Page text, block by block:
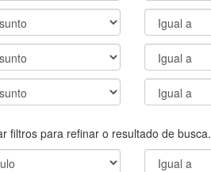
filtros para refinar o resultado de busca.